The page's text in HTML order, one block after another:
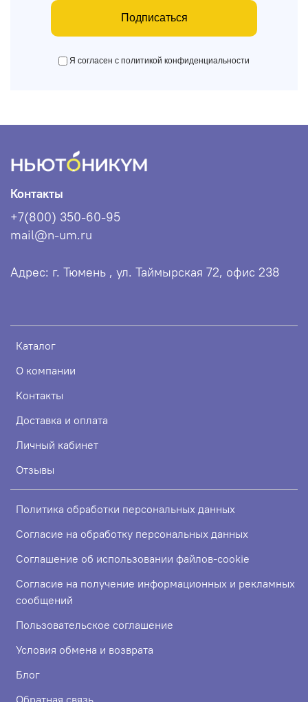
Подписаться
Я согласен с политикой конфиденциальности
Каталог
О компании
Контакты
Доставка и оплата
Личный кабинет
Отзывы
Политика обработки персональных данных
Согласие на обработку персональных данных
Соглашение об использовании файлов-cookie
Согласие на получение информационных и рекламных
сообщений
Пользовательское соглашение
Условия обмена и возврата
Блог
Контакты
+7(800) 350-60-95
mail@n-um.ru
Адрес: г. Тюмень , ул. Таймырская 72, офис 238